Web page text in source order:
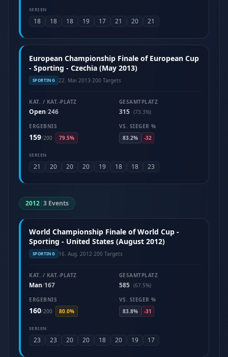
SERIEN
18 18 18 19 17 21 20 21
European Championship Finale of European Cup
- Sporting - Czechia (May 2013)
SPORTING 22. Mai 2013·200 Targets
KAT. / KAT.-PLATZ
Open/246
GESAMTPLATZ
315 (73.3%)
ERGEBNIS
159/200 79.5%
VS. SIEGER %
83.2%
-32
SERIEN
21 20 20 20 19 18 18 23
2012|3 Events
World Championship Finale of World Cup -
Sporting - United States (August 2012)
SPORTING 16. Aug. 2012·200 Targets
KAT. / KAT.-PLATZ
Man/167
GESAMTPLATZ
585 (67.5%)
ERGEBNIS
160/200 80.0%
VS. SIEGER %
83.8%
-31
SERIEN
23 23 20 20 18 20 19 17